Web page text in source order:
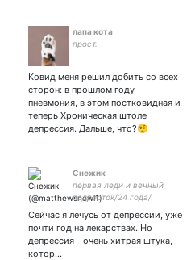
#ВлюбленныйВГолос34_5
лапа кота
прост.
Ковид меня решил добить со всех
сторон: в прошлом году
пневмония, в этом постковидная и
теперь Хроническая штоле
депрессия. Дальше, что?🤨
Снежик
первая леди и вечный
подросток/24 года/
манги, геншина, гордая
котомама двух популярных
котиков
Сейчас я лечусь от депрессии, уже
почти год на лекарствах. Но
депрессия - очень хитрая штука,
котор…